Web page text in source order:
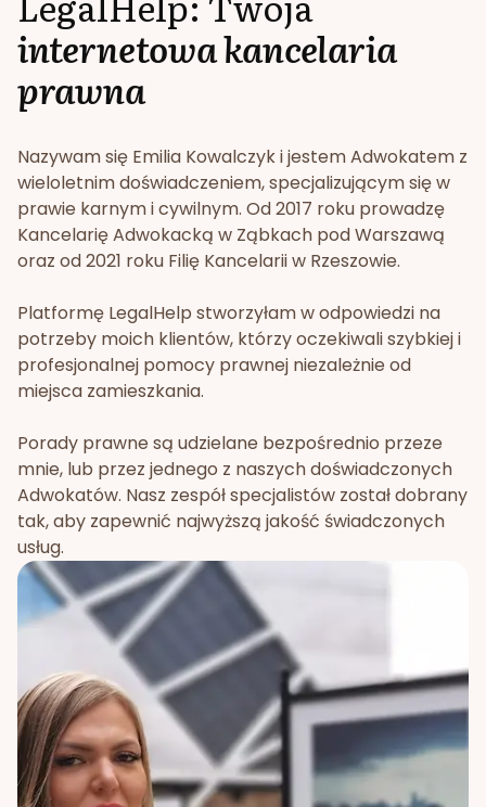
internetowa kancelaria
prawna
Nazywam się Emilia Kowalczyk i jestem Adwokatem z
wieloletnim doświadczeniem, specjalizującym się w
prawie karnym i cywilnym. Od 2017 roku prowadzę
Kancelarię Adwokacką w Ząbkach pod Warszawą
oraz od 2021 roku Filię Kancelarii w Rzeszowie.
Platformę LegalHelp stworzyłam w odpowiedzi na
potrzeby moich klientów, którzy oczekiwali szybkiej i
profesjonalnej pomocy prawnej niezależnie od
miejsca zamieszkania.
Porady prawne są udzielane bezpośrednio przeze
mnie, lub przez jednego z naszych doświadczonych
Adwokatów. Nasz zespół specjalistów został dobrany
tak, aby zapewnić najwyższą jakość świadczonych
usług.